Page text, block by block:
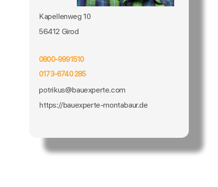
Kapellenweg 10
56412 Girod
0800-9991510
0173-6740 285
potrikus@bauexperte.com
https://bauexperte-montabaur.de